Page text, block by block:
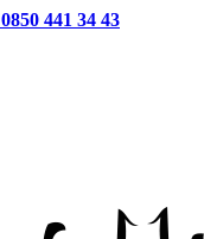
0850 441 34 43